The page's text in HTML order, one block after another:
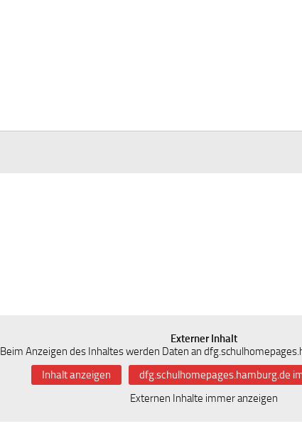
Externer Inhalt
Beim Anzeigen des Inhaltes werden Daten an
Inhalt anzeigen
dfg.schulhomepages.hamburg.de
Externen Inhalte immer anzeigen